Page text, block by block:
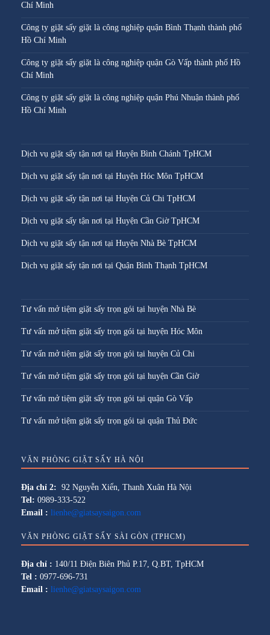
Chí Minh
Công ty giặt sấy giặt là công nghiệp quận Bình Thạnh thành phố
Hồ Chí Minh
Công ty giặt sấy giặt là công nghiệp quận Gò Vấp thành phố Hồ
Chí Minh
Công ty giặt sấy giặt là công nghiệp quận Phú Nhuận thành phố
Hồ Chí Minh
Dịch vụ giặt sấy tận nơi tại Huyện Bình Chánh TpHCM
Dịch vụ giặt sấy tận nơi tại Huyện Hóc Môn TpHCM
Dịch vụ giặt sấy tận nơi tại Huyện Củ Chi TpHCM
Dịch vụ giặt sấy tận nơi tại Huyện Cần Giờ TpHCM
Dịch vụ giặt sấy tận nơi tại Huyện Nhà Bè TpHCM
Dịch vụ giặt sấy tận nơi tại Quận Bình Thạnh TpHCM
Tư vấn mở tiệm giặt sấy trọn gói tại huyện Nhà Bè
Tư vấn mở tiệm giặt sấy trọn gói tại huyện Hóc Môn
Tư vấn mở tiệm giặt sấy trọn gói tại huyện Củ Chi
Tư vấn mở tiệm giặt sấy trọn gói tại huyện Cần Giờ
Tư vấn mở tiệm giặt sấy trọn gói tại quận Gò Vấp
Tư vấn mở tiệm giặt sấy trọn gói tại quận Thủ Đức
VĂN PHÒNG GIẶT SẤY HÀ NỘI
Địa chỉ 2: 92 Nguyễn Xiển, Thanh Xuân Hà Nội
Tel: 0989-333-522
Email : lienhe@giatsaysaigon.com
VĂN PHÒNG GIẶT SẤY SÀI GÒN (TPHCM)
Địa chỉ : 140/11 Điện Biên Phủ P.17, Q.BT, TpHCM
Tel : 0977-696-731
Email : lienhe@giatsaysaigon.com